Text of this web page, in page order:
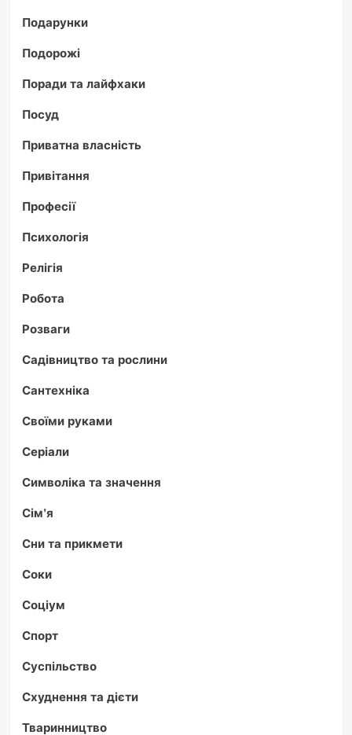
Подарунки
Подорожі
Поради та лайфхаки
Посуд
Приватна власність
Привітання
Професії
Психологія
Релігія
Робота
Розваги
Садівництво та рослини
Сантехніка
Своїми руками
Серіали
Символіка та значення
Сім'я
Сни та прикмети
Соки
Соціум
Спорт
Суспільство
Схуднення та дієти
Тваринництво